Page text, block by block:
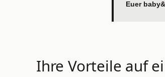
Euer
Ihre Vorteile auf